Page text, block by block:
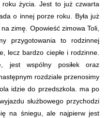
roku życia. Jest to już czwarta
o innej porze roku. Była już
zimę. Opowieść zimowa Toli,
przygotowania to rodzinnej
lecz bardzo ciepłe i rodzinne.
jest wspólny posiłek oraz
rozdziale przenosimy
idzie do przedszkola. ma po
służbowego przychodzi
na śniegu, ale najpierw jest